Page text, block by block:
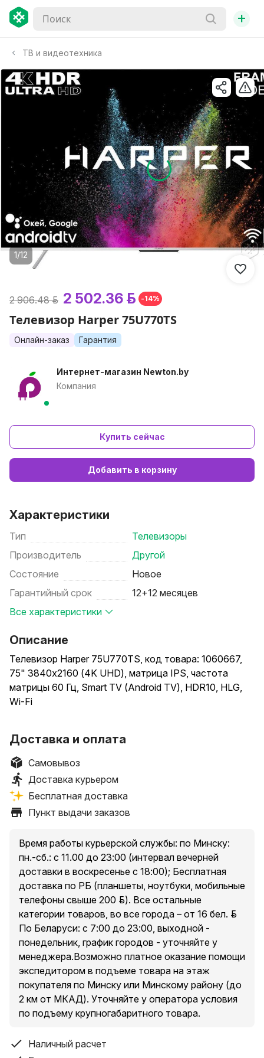
+
ТВ и видеотехника
1/12
2 906.48 р. 2 502.36 р. -14%
Телевизор Harper 75U770TS
Онлайн-заказ Гарантия
Интернет-магазин Newton.by
Компания
Купить сейчас
Добавить в корзину
Характеристики
Тип
Телевизоры
Производитель
Другой
Состояние
Новое
Гарантийный срок
12+12 месяцев
Все характеристики
Описание
Телевизор Harper 75U770TS, код товара: 1060667,
75" 3840x2160 (4K UHD), матрица IPS, частота
матрицы 60 Гц, Smart TV (Android TV), HDR10, HLG,
Wi-Fi
Способы оплаты (при получении): наличными,
банковской картой.
Условия самовывоза: стоимость – бесплатно.
Пункты выдачи заказов:
1. Минск, пр. Независимости, 185, оф. 36
«S-UNION»
3. Минск, ул. Притыцкого, 23А, ТЦ «Орбита Молл», 2
этаж
4. Минск, ул. Денисовская, 37, в торце здания
5. Минск, ул. Куйбышева, 44, помещение 2-Н
* есть ограничения по категории доставляемых
товаров в пункты выдачи, подробнее уточняйте у
менеджера при оформлении заказа.
Условия доставки курьером по Минску и Минскому
району (до 2 км от МКАД за исключением п. Сокол и
Аэропорт-Минск ):
бесплатно.
Доставка товаров стоимостью до 200 руб. – от 10
Доставка и оплата
Самовывоз
Доставка курьером
Бесплатная доставка
Пункт выдачи заказов
Время работы курьерской службы: по Минску:
пн.-сб.: с 11.00 до 23:00 (интервал вечерней
доставки в воскресенье с 18:00); Бесплатная
доставка по РБ (планшеты, ноутбуки, мобильные
телефоны свыше 200 руб.). Все остальные
категории товаров, во все города – от 16 бел. руб.
По Беларуси: с 7:00 до 23:00, выходной -
понедельник, график городов - уточняйте у
менеджера.Возможно платное оказание помощи
экспедитором в подъеме товара на этаж
покупателя по Минску или Минскому району (до
2 км от МКАД). Уточняйте у оператора условия
по подъему крупногабаритного товара.
Наличный расчет